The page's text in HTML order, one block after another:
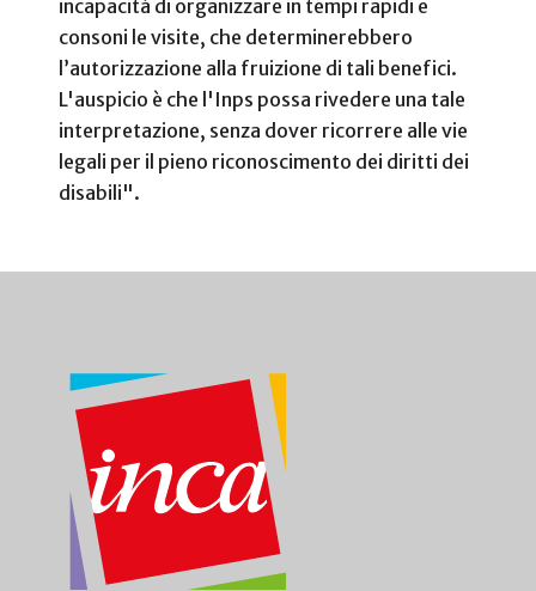
incapacità di organizzare in tempi rapidi e
consoni le visite, che determinerebbero
l’autorizzazione alla fruizione di tali benefici.
L'auspicio è che l'Inps possa rivedere una tale
interpretazione, senza dover ricorrere alle vie
legali per il pieno riconoscimento dei diritti dei
disabili".